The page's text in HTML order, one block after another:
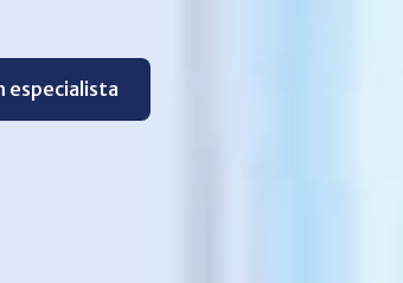
especialista